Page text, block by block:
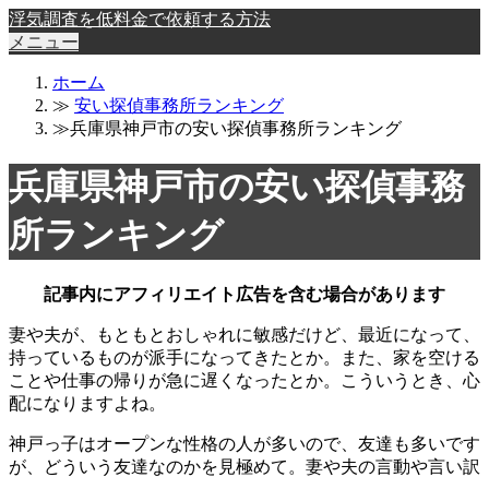
浮気調査を低料金で依頼する方法
メニュー
ホーム
≫ 安い探偵事務所ランキング
≫兵庫県神戸市の安い探偵事務所ランキング
兵庫県神戸市の安い探偵事務
所ランキング
記事内にアフィリエイト広告を含む場合があります
妻や夫が、もともとおしゃれに敏感だけど、最近になって、
持っているものが派手になってきたとか。また、家を空ける
ことや仕事の帰りが急に遅くなったとか。こういうとき、心
配になりますよね。
神戸っ子はオープンな性格の人が多いので、友達も多いです
が、どういう友達なのかを見極めて。妻や夫の言動や言い訳